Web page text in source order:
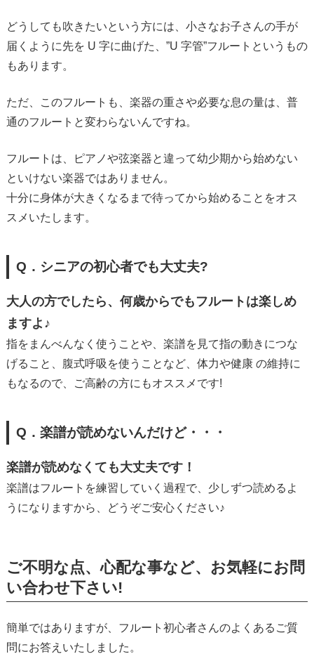
どうしても吹きたいという方には、小さなお子さんの手が
届くように先を U 字に曲げた、”U 字管”フルートというもの
もあります。
ただ、このフルートも、楽器の重さや必要な息の量は、普
通のフルートと変わらないんですね。
フルートは、ピアノや弦楽器と違って幼少期から始めない
といけない楽器ではありません。
十分に身体が大きくなるまで待ってから始めることをオス
スメいたします。
Q．シニアの初心者でも大丈夫?
大人の方でしたら、何歳からでもフルートは楽しめ
ますよ♪
指をまんべんなく使うことや、楽譜を見て指の動きにつな
げること、腹式呼吸を使うことなど、体力や健康 の維持に
もなるので、ご高齢の方にもオススメです!
Q．楽譜が読めないんだけど・・・
楽譜が読めなくても大丈夫です！
楽譜はフルートを練習していく過程で、少しずつ読めるよ
うになりますから、どうぞご安心ください♪
ご不明な点、心配な事など、お気軽にお問
い合わせ下さい!
簡単ではありますが、フルート初心者さんのよくあるご質
問にお答えいたしました。